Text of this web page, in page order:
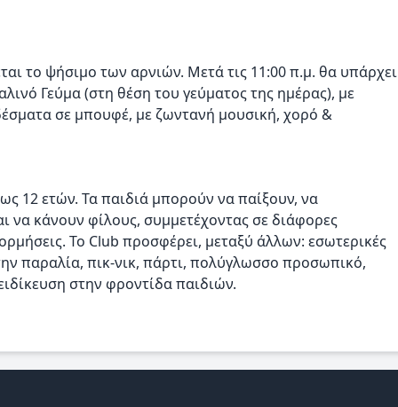
το ψήσιμο των αρνιών. Μετά τις 11:00 π.μ. θα υπάρχει
Γεύμα (στη θέση του γεύματος της ημέρας), με
σε μπουφέ, με ζωντανή μουσική, χορό &
12 ετών. Τα παιδιά μπορούν να παίξουν, να
κάνουν φίλους, συμμετέχοντας σε διάφορες
Το Club προσφέρει, μεταξύ άλλων: εσωτερικές
παραλία, πικ-νικ, πάρτι, πολύγλωσσο προσωπικό,
στην φροντίδα παιδιών.